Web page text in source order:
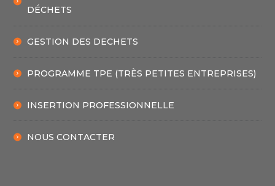
DÉCHETS
GESTION DES DECHETS
PROGRAMME TPE (TRÈS PETITES ENTREPRISES)
INSERTION PROFESSIONNELLE
NOUS CONTACTER